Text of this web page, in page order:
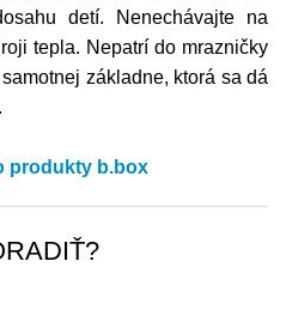
detí. Nenechávajte na
tepla. Nepatrí do mrazničky
základne, ktorá sa dá
produkty b.box